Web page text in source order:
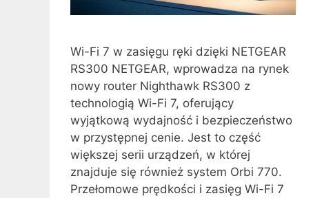
Wi-Fi 7 w zasięgu ręki dzięki NETGEAR
RS300 NETGEAR, wprowadza na rynek
nowy router Nighthawk RS300 z
technologią Wi-Fi 7, oferujący
wyjątkową wydajność i bezpieczeństwo
w przystępnej cenie. Jest to część
większej serii urządzeń, w której
znajduje się również system Orbi 770.
Przełomowe prędkości i zasięg Wi-Fi 7